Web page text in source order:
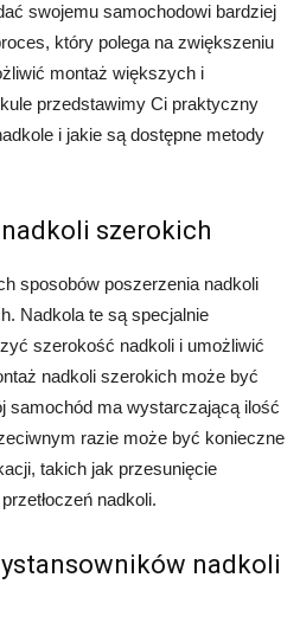
swojemu samochodowi bardziej
który polega na zwiększeniu
montaż większych i
przedstawimy Ci praktyczny
i jakie są dostępne metody
szerokich
sposobów poszerzenia nadkoli
Nadkola te są specjalnie
szerokość nadkoli i umożliwić
nadkoli szerokich może być
samochód ma wystarczającą ilość
razie może być konieczne
takich jak przesunięcie
nadkoli.
nadkoli